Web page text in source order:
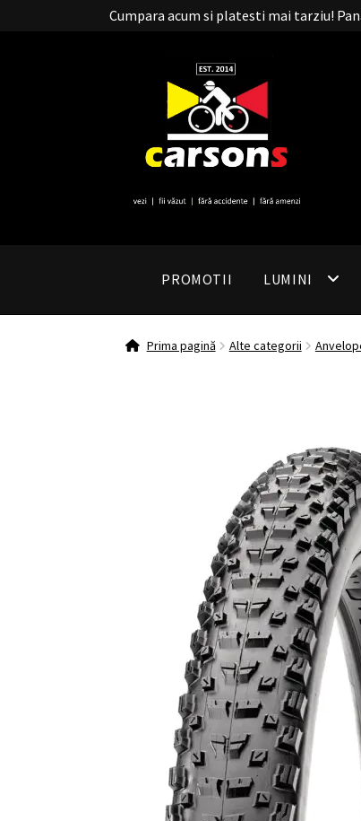
Cumpara acum si platesti mai tarziu!
PROMOTII LUMINI
Prima pagină Alte categorii